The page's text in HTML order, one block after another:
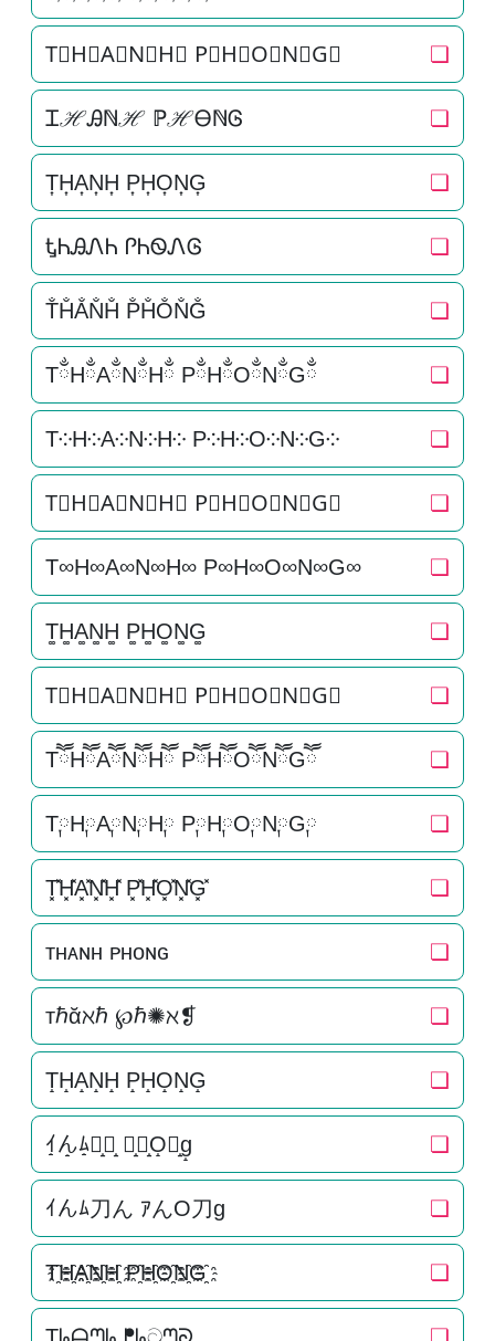
T⃜H⃜A⃜N⃜H⃜ P⃜H⃜O⃜N⃜G⃜ ❏
ᏆℋᎯℕℋ ℙℋᎾℕᎶ ❏
T͎H͎A͎N͎H͎ P͎H͎O͎N͎G͎ ❏
ᎿᏂᎯᏁᏂ ᎵᏂᏫᏁᎶ ❏
T̐H̐A̐N̐H̐ P̐H̐O̐N̐G̐ ❏
TྂHྂAྂNྂHྂ PྂHྂOྂNྂGྂ ❏
T༶H༶A༶N༶H༶ P༶H༶O༶N༶G༶ ❏
T⃕H⃕A⃕N⃕H⃕ P⃕H⃕O⃕N⃕G⃕ ❏
T∞H∞A∞N∞H∞ P∞H∞O∞N∞G∞ ❏
T͚H͚A͚N͚H͚ P͚H͚O͚N͚G͚ ❏
T⃒H⃒A⃒N⃒H⃒ P⃒H⃒O⃒N⃒G⃒ ❏
TཽHཽAཽNཽHཽ PཽHཽOཽNཽGཽ ❏
T༙H༙A༙N༙H༙ P༙H༙O༙N༙G༙ ❏
T͓̽H͓̽A͓̽N͓̽H͓̽ P͓̽H͓̽O͓̽N͓̽G͓̽ ❏
ᴛʜᴀɴʜ ᴘʜᴏɴɢ ❏
тℏᾰℵℏ ℘ℏ✺ℵ❡ ❏
T̝H̝A̝N̝H̝ P̝H̝O̝N̝G̝ ❏
ｲ̝ん̝ﾑ̝刀̝ん̝ ｱ̝ん̝O̝刀̝g̝ ❏
ｲんﾑ刀ん ｱんO刀g ❏
T҈H҈A҈N҈H҈ P҈H҈O҈N҈G҈ ❏